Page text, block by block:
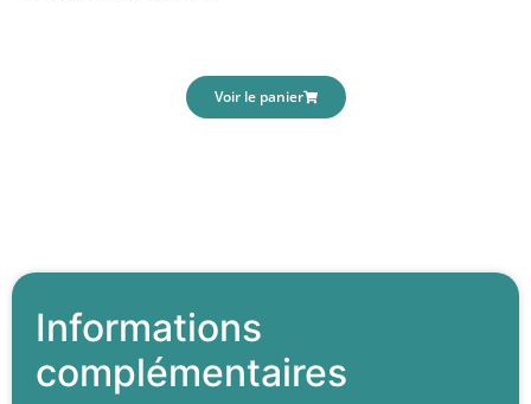
Voir le panier
Informations
complémentaires